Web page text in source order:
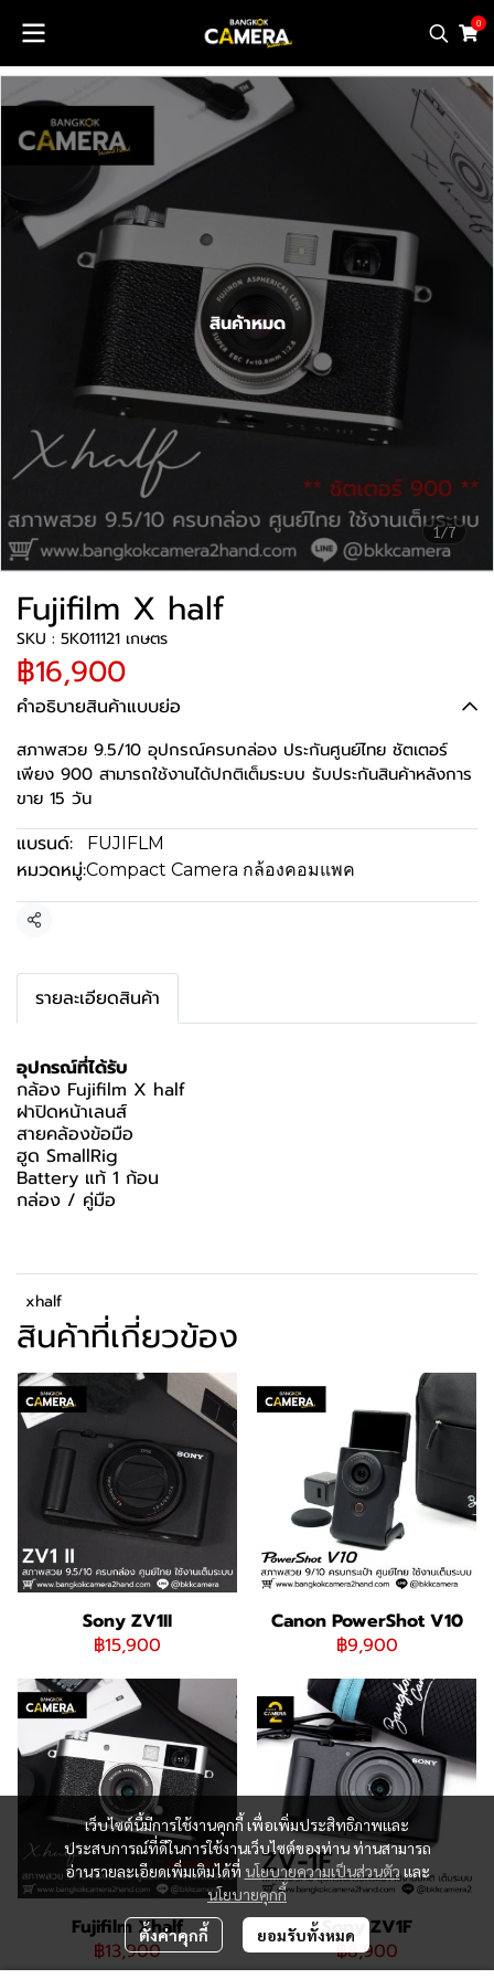
0
1/7
สินค้าหมด
Fujifilm X half
SKU : 5K011121 เกษตร
฿16,900
คำอธิบายสินค้าแบบย่อ
สภาพสวย 9.5/10 อุปกรณ์ครบกล่อง ประกันศูนย์ไทย ชัตเตอร์
เพียง 900 สามารถใช้งานได้ปกติเต็มระบบ รับประกันสินค้าหลังการ
ขาย 15 วัน
แบรนด์: FUJIFLM
หมวดหมู่:Compact Camera กล้องคอมแพค
แชร์
รายละเอียดสินค้า
อุปกรณ์ที่ได้รับ
กล้อง Fujifilm X half
ฝาปิดหน้าเลนส์
สายคล้องข้อมือ
ฮูด SmallRig
Battery แท้ 1 ก้อน
กล่อง / คู่มือ
xhalf
สินค้าที่เกี่ยวข้อง
Sony ZV1II
฿15,900
Canon PowerShot V10
฿9,900
Fujifilm Xhalf
฿13,900
Sony ZV1F
฿8,900
เว็บไซต์นี้มีการใช้งานคุกกี้ เพื่อเพิ่มประสิทธิภาพและ
ประสบการณ์ที่ดีในการใช้งานเว็บไซต์ของท่าน ท่านสามารถ
อ่านรายละเอียดเพิ่มเติมได้ที่ นโยบายความเป็นส่วนตัวและ
นโยบายคุกกี้
ตั้งค่าคุกกี้ ยอมรับทั้งหมด